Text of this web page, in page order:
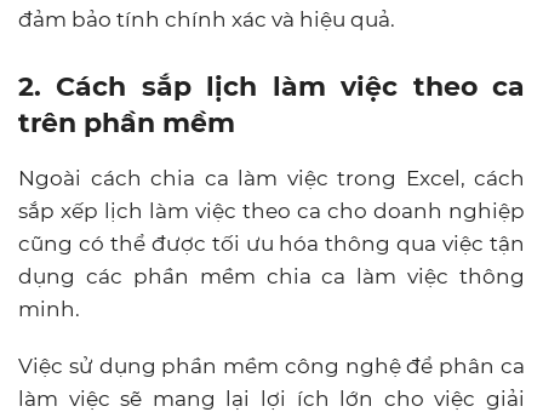
đảm bảo tính chính xác và hiệu quả.
2. Cách sắp lịch làm việc theo ca
trên phần mềm
Ngoài cách chia ca làm việc trong Excel, cách
sắp xếp lịch làm việc theo ca cho doanh nghiệp
cũng có thể được tối ưu hóa thông qua việc tận
dụng các phần mềm chia ca làm việc thông
minh.
Việc sử dụng phần mềm công nghệ để phân ca
làm việc sẽ mang lại lợi ích lớn cho việc giải